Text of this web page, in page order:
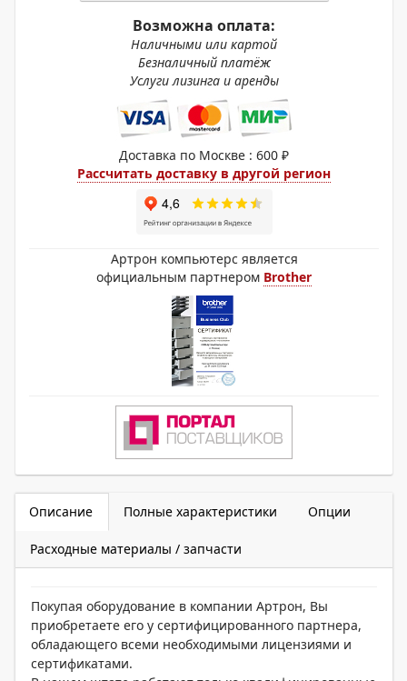
Возможна оплата:
Наличными или картой
Безналичный платёж
Услуги лизинга и аренды
Доставка по Москве : 600 ₽
Рассчитать доставку в другой регион
Артрон компьютерс является
официальным партнером Brother
Описание Полные характеристики Опции
Расходные материалы / запчасти
Покупая оборудование в компании Артрон, Вы
приобретаете его у сертифицированного партнера,
обладающего всеми необходимыми лицензиями и
сертификатами.